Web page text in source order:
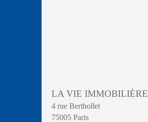
LA VIE IMMOBILIÈRE
4 rue Berthollet
75005 Paris